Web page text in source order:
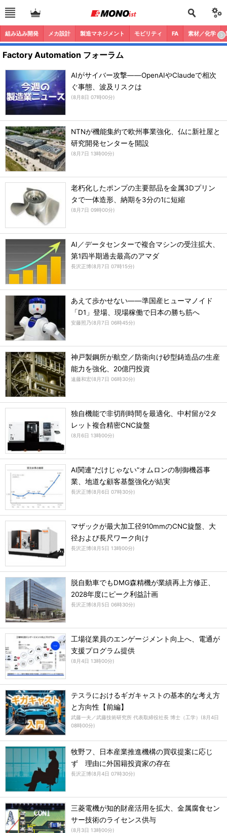
組み込み開発 メカ設計 製造マネジメント モビリティ FA 素材／化学
Factory Automation フォーラム
AIがサイバー攻撃――OpenAIやClaudeで相次
ぐ事態、波及リスクは
(8月8日 07時00分)
NTNが機能集約で欧州事業強化、仏に新社屋と
研究開発センターを開設
(8月7日 13時00分)
老朽化したポンプの主要部品を金属3Dプリン
タで一体造形、納期を3分の1に短縮
(8月7日 09時00分)
AI／データセンターで複合マシンの受注拡大、
第1四半期過去最高のアマダ
長沢正博(8月7日 07時15分)
あえて歩かせない――準国産ヒューマノイド
「D1」登場、現場稼働で日本の勝ち筋へ
安藤照乃(8月7日 06時45分)
神戸製鋼所が航空／防衛向け砂型鋳造品の生産
能力を強化、20億円投資
遠藤和宏(8月7日 06時30分)
独自機能で非切削時間を最適化、中村留が2タ
レット複合精密CNC旋盤
(8月6日 13時00分)
AI関連“だけじゃない”オムロンの制御機器事
業、地道な顧客基盤強化が結実
長沢正博(8月6日 07時30分)
マザックが最大加工径910mmのCNC旋盤、大
径および長尺ワーク向け
長沢正博(8月5日 13時00分)
脱自動車でもDMG森精機が業績再上方修正、
2028年度にピーク利益計画
長沢正博(8月5日 06時30分)
工場従業員のエンゲージメント向上へ、電通が
支援プログラム提供
(8月4日 13時00分)
テスラにおけるギガキャストの基本的な考え方
と方向性【前編】
武藤一夫／武藤技術研究所 代表取締役社長 博士（工学） (8月4日
08時00分)
牧野フ、日本産業推進機構の買収提案に応じ
ず 理由に外国籍投資家の存在
長沢正博(8月4日 07時30分)
三菱電機が知的財産活用を拡大、金属腐食セン
サー技術のライセンス供与
(8月3日 13時00分)